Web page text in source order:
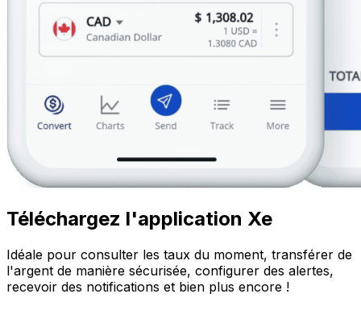
Téléchargez l'application Xe
Idéale pour consulter les taux du moment, transférer de
l'argent de manière sécurisée, configurer des alertes,
recevoir des notifications et bien plus encore !